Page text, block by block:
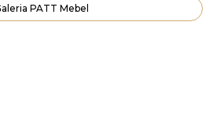
PATT Mebel